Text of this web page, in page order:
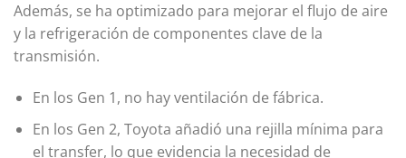
Además, se ha optimizado para mejorar el flujo de aire
y la refrigeración de componentes clave de la
transmisión.
En los Gen 1, no hay ventilación de fábrica.
En los Gen 2, Toyota añadió una rejilla mínima para
el transfer, lo que evidencia la necesidad de